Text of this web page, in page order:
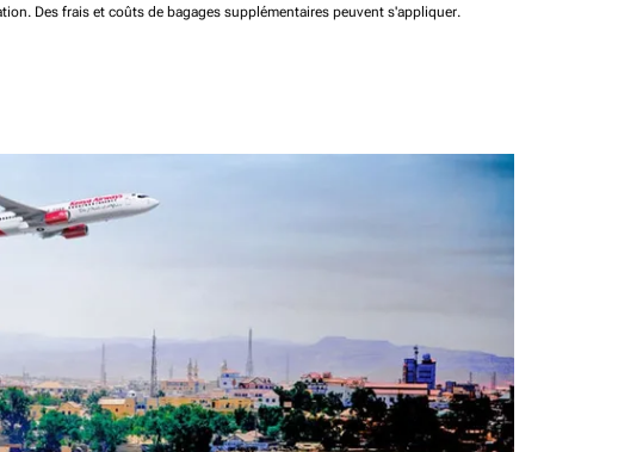
Des frais et coûts de bagages supplémentaires peuvent s'appliquer.